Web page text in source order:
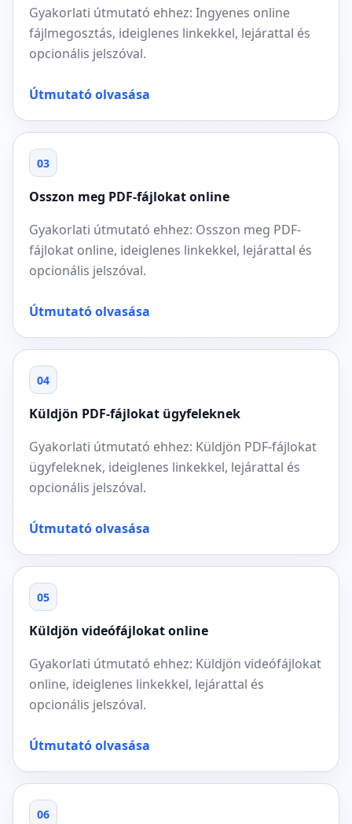
Gyakorlati útmutató ehhez: Ingyenes online
fájlmegosztás, ideiglenes linkekkel, lejárattal és
opcionális jelszóval.
Útmutató olvasása
03
Osszon meg PDF-fájlokat online
Gyakorlati útmutató ehhez: Osszon meg PDF-
fájlokat online, ideiglenes linkekkel, lejárattal és
opcionális jelszóval.
Útmutató olvasása
04
Küldjön PDF-fájlokat ügyfeleknek
Gyakorlati útmutató ehhez: Küldjön PDF-fájlokat
ügyfeleknek, ideiglenes linkekkel, lejárattal és
opcionális jelszóval.
Útmutató olvasása
05
Küldjön videófájlokat online
Gyakorlati útmutató ehhez: Küldjön videófájlokat
online, ideiglenes linkekkel, lejárattal és
opcionális jelszóval.
Útmutató olvasása
06